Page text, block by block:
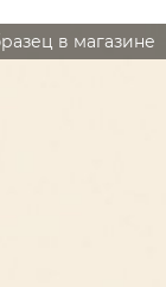
в магазине